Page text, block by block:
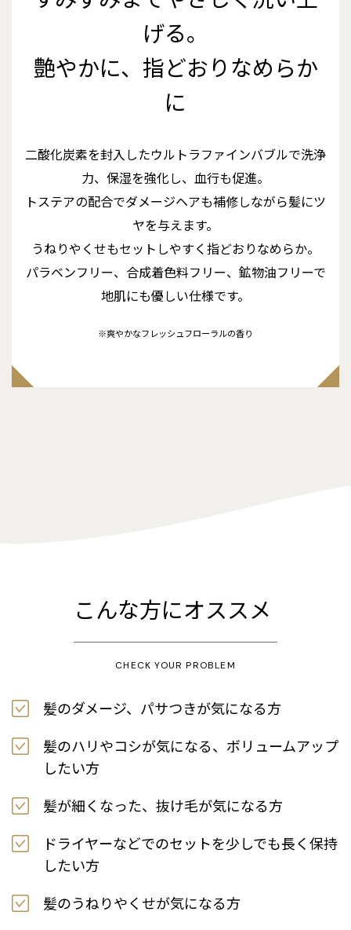
げる。
艶やかに、指どおりなめらか
に
二酸化炭素を封入したウルトラファインバブルで洗浄
力、保湿を強化し、血行も促進。
トステアの配合でダメージヘアも補修しながら髪にツ
ヤを与えます。
うねりやくせもセットしやすく指どおりなめらか。
パラベンフリー、合成着色料フリー、鉱物油フリーで
地肌にも優しい仕様です。
※爽やかなフレッシュフローラルの香り
こんな方にオススメ
CHECK YOUR PROBLEM
髪のダメージ、パサつきが気になる方
髪のハリやコシが気になる、ボリュームアップ
したい方
髪が細くなった、抜け毛が気になる方
ドライヤーなどでのセットを少しでも長く保持
したい方
髪のうねりやくせが気になる方